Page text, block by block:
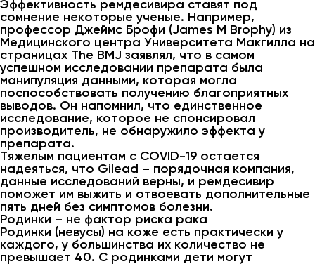
Эффективность ремдесивира ставят под
сомнение некоторые ученые. Например,
профессор Джеймс Брофи (James M Brophy) из
Медицинского центра Университета Макгилла на
страницах The BMJ заявлял, что в самом
успешном исследовании препарата была
манипуляция данными, которая могла
поспособствовать получению благоприятных
выводов. Он напомнил, что единственное
исследование, которое не спонсировал
производитель, не обнаружило эффекта у
препарата.
Тяжелым пациентам с COVID-19 остается
надеяться, что Gilead – порядочная компания,
данные исследований верны, и ремдесивир
поможет им выжить и отвоевать дополнительные
пять дней без симптомов болезни.
Родинки – не фактор риска рака
Родинки (невусы) на коже есть практически у
каждого, у большинства их количество не
превышает 40. С родинками дети могут